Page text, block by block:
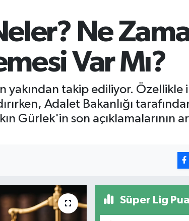
Ne
Var Mı?
yakından takip ediliyor. Özellikle
Adalet Bakanlığı
Gürlek'in son açıklamalarının
Süper Lig